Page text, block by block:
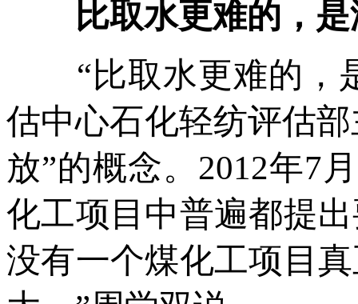
比取水更难的，是
“比取水更难的，是
估中心石化轻纺评估
放”的概念。2012年7
化工项目中普遍都提
没有一个煤化工项目真